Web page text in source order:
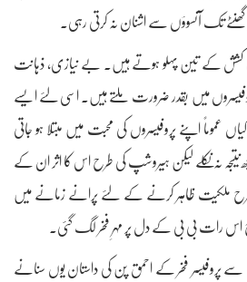
تک آنسوؤں سے اشنان نہ کرتی رہی۔
کشش کے تین پہلو ہوتے ہیں۔ بے نیازی، ذہانت
میں بقدر ضرورت ملتے ہیں۔ اسی لئے ایسے
عموماً اپنے پروفیسروں کی محبت میں مبتلا ہو جاتی
نہ نکلے لیکن ہیروشپ کی طرح اس کا اثر ان کے
ملکیت ظاہر کرنے کے لئے پرانے زمانے میں
اس رات بی بی کے دل پر مہرِ فخر لگ گئی۔
پروفیسر فخر کے احمق پن کی داستان یوں سنانے